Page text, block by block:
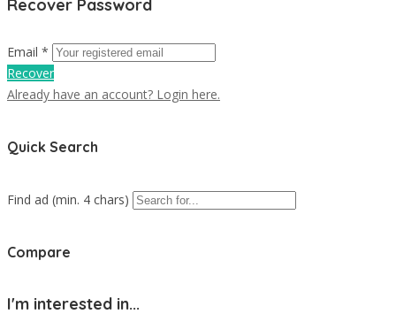
Recover Password
Email *
Recover
Already have an account? Login here.
Quick Search
Find ad (min. 4 chars)
Compare
I'm interested in...